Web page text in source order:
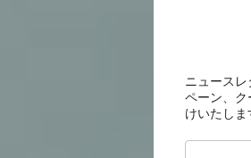
ニュース
ペーン、ク
けいたしま